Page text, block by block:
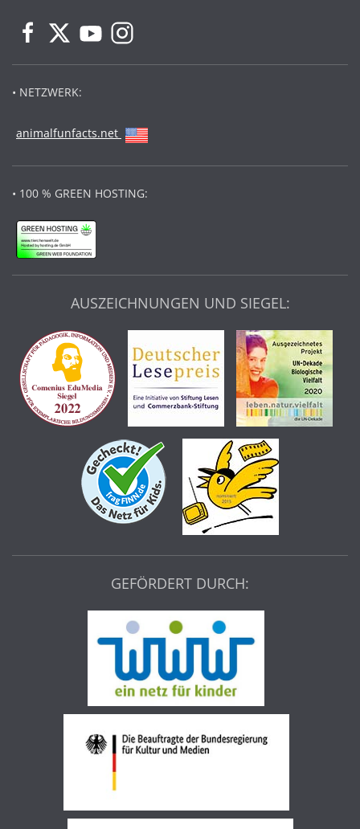
• NETZWERK:
animalfunfacts.net
• 100 % GREEN HOSTING:
AUSZEICHNUNGEN UND SIEGEL:
GEFÖRDERT DURCH: